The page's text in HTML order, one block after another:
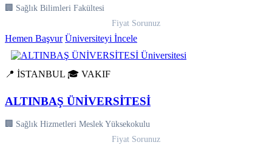
🏢 Sağlık Bilimleri Fakültesi
Fiyat Sorunuz
Hemen Başvur Üniversiteyi İncele
📍 İSTANBUL 🎓 VAKIF
ALTINBAŞ ÜNİVERSİTESİ
🏢 Sağlık Hizmetleri Meslek Yüksekokulu
Fiyat Sorunuz